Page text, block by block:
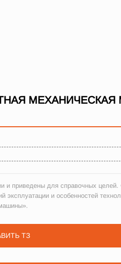
МЕХАНИЧЕСКАЯ
и приведены для справочных целей.
и особенностей
ТЗ